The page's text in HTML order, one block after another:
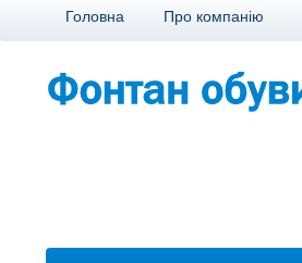
Головна Про компанію